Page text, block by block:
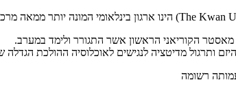
מאסטר הקוריאני הראשון אשר התגורר ולימד במערב.
ותרגול מדיטציה לנגישים לאוכלוסיה ההולכת
רשומה